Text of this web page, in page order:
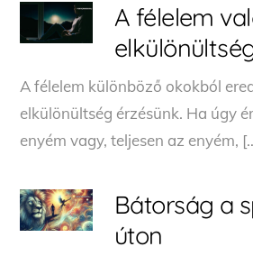
A félelem
A félelem különböző okokból
elkülönültség érzésünk. Ha úgy
enyém vagy, teljesen az enyém,
Bátorság a
úton